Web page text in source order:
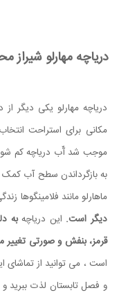
دریاچه مهارلو شیراز
دریاچه مهارلو یکی دیگر
مکانی برای استراحت
موجب شد آّب دریاچه کم شود.
به بازگرداندن سطح آب کمک
ماهارلو مانند فلامینگوها
دیگر است. این دریاچهبه
قرمز، بنفش و صورتی تغییر
است ، می توانید از تماشای
و فصل تابستان لذت ببرید